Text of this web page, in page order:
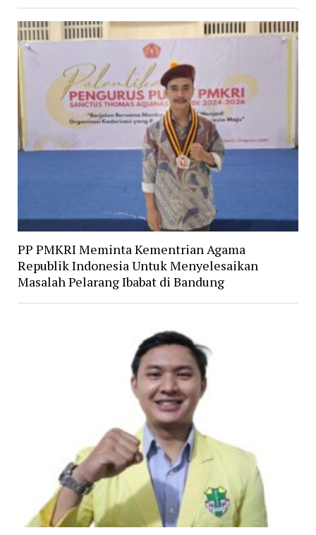
PP PMKRI Meminta Kementrian Agama
Republik Indonesia Untuk Menyelesaikan
Masalah Pelarang Ibabat di Bandung